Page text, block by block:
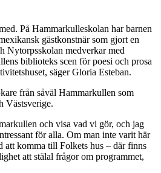
På Hammarkulleskolan har barnen
gästkonstnär som gjort en
Nytorpsskolan medverkar med
biblioteks scen för poesi och prosa
säger Gloria Esteban.
från såväl Hammarkullen som
Västsverige.
och visa vad vi gör, och jag
för alla. Om man inte varit här
att komma till Folkets hus – där finns
att stälal frågor om programmet,